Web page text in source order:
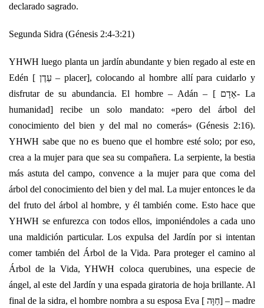
declarado sagrado.
Segunda Sidra (Génesis 2:4-3:21)
YHWH luego planta un jardín abundante y bien regado al este en
Edén [ עֵדֶן – placer], colocando al hombre allí para cuidarlo y
disfrutar de su abundancia. El hombre – Adán – [ אָדָם- La
humanidad] recibe un solo mandato: «pero del árbol del
conocimiento del bien y del mal no comerás» (Génesis 2:16).
YHWH sabe que no es bueno que el hombre esté solo; por eso,
crea a la mujer para que sea su compañera. La serpiente, la bestia
más astuta del campo, convence a la mujer para que coma del
árbol del conocimiento del bien y del mal. La mujer entonces le da
del fruto del árbol al hombre, y él también come. Esto hace que
YHWH se enfurezca con todos ellos, imponiéndoles a cada uno
una maldición particular. Los expulsa del Jardín por si intentan
comer también del Árbol de la Vida. Para proteger el camino al
Árbol de la Vida, YHWH coloca querubines, una especie de
ángel, al este del Jardín y una espada giratoria de hoja brillante. Al
final de la sidra, el hombre nombra a su esposa Eva [ חַוָּה] – madre